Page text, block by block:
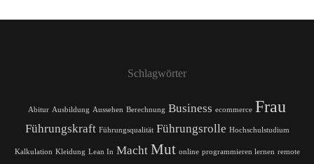
Schlagwörter
Abitur Ausbildung Aussehen Berechnung Business ecommerce Frau
Führungskraft Führungsqualität Führungsrolle Hochschulstudium
Kalkulation Kleidung Lean In Macht Mut online programmieren lernen remote